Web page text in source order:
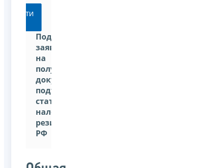
Перейти
Подать
заявление
на
получение
документа,
подтверждающего
статус
налогового
резидента
РФ